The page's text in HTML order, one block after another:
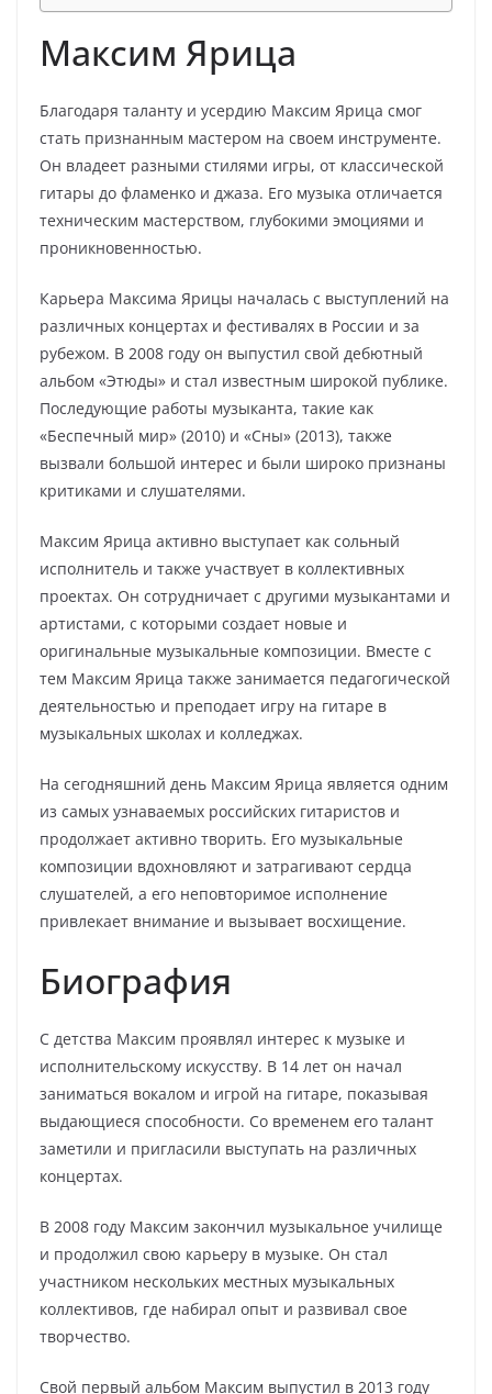
Максим Ярица
Благодаря таланту и усердию Максим Ярица смог
стать признанным мастером на своем инструменте.
Он владеет разными стилями игры, от классической
гитары до фламенко и джаза. Его музыка отличается
техническим мастерством, глубокими эмоциями и
проникновенностью.
Карьера Максима Ярицы началась с выступлений на
различных концертах и фестивалях в России и за
рубежом. В 2008 году он выпустил свой дебютный
альбом «Этюды» и стал известным широкой публике.
Последующие работы музыканта, такие как
«Беспечный мир» (2010) и «Сны» (2013), также
вызвали большой интерес и были широко признаны
критиками и слушателями.
Максим Ярица активно выступает как сольный
исполнитель и также участвует в коллективных
проектах. Он сотрудничает с другими музыкантами и
артистами, с которыми создает новые и
оригинальные музыкальные композиции. Вместе с
тем Максим Ярица также занимается педагогической
деятельностью и преподает игру на гитаре в
музыкальных школах и колледжах.
На сегодняшний день Максим Ярица является одним
из самых узнаваемых российских гитаристов и
продолжает активно творить. Его музыкальные
композиции вдохновляют и затрагивают сердца
слушателей, а его неповторимое исполнение
привлекает внимание и вызывает восхищение.
Биография
С детства Максим проявлял интерес к музыке и
исполнительскому искусству. В 14 лет он начал
заниматься вокалом и игрой на гитаре, показывая
выдающиеся способности. Со временем его талант
заметили и пригласили выступать на различных
концертах.
В 2008 году Максим закончил музыкальное училище
и продолжил свою карьеру в музыке. Он стал
участником нескольких местных музыкальных
коллективов, где набирал опыт и развивал свое
творчество.
Свой первый альбом Максим выпустил в 2013 году